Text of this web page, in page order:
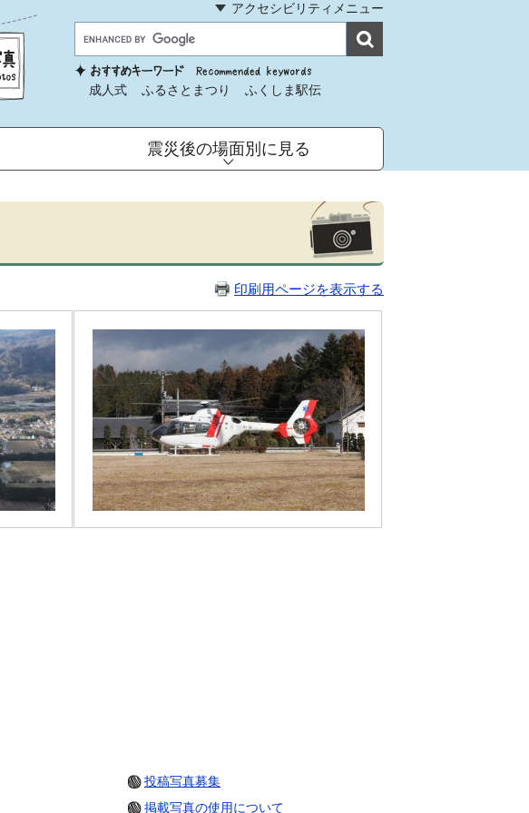
アクセシビリティメニュー
成人式 ふるさとまつり ふくしま駅伝
震災後の場面別に見る
印刷用ページを表示する
投稿写真募集
掲載写真の使用について